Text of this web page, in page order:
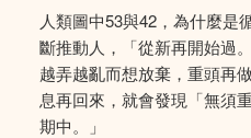
人類圖中53與42，為什麼是
斷推動人，「從新再開始過
越弄越亂而想放棄，重頭再
息再回來，就會發現「無須
期中。」